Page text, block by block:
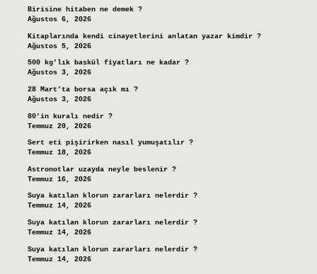
Birisine hitaben ne demek ?
Ağustos 6, 2026
Kitaplarında kendi cinayetlerini anlatan yazar kimdir ?
Ağustos 5, 2026
500 kg’lık baskül fiyatları ne kadar ?
Ağustos 3, 2026
28 Mart’ta borsa açık mı ?
Ağustos 3, 2026
80’in kuralı nedir ?
Temmuz 20, 2026
Sert eti pişirirken nasıl yumuşatılır ?
Temmuz 18, 2026
Astronotlar uzayda neyle beslenir ?
Temmuz 16, 2026
Suya katılan klorun zararları nelerdir ?
Temmuz 14, 2026
Suya katılan klorun zararları nelerdir ?
Temmuz 14, 2026
Suya katılan klorun zararları nelerdir ?
Temmuz 14, 2026